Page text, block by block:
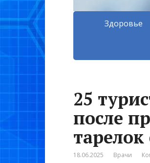
Здоровье
25
после
18.06.2025 Врачи